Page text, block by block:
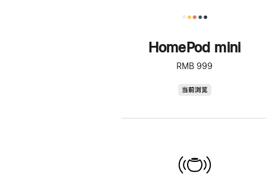
HomePod mini
RMB 999
当前浏览